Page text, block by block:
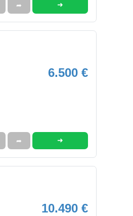
➦ ➜
6.500 €
➦ ➜
10.490 €